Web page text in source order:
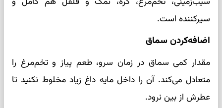
سیرکننده است.
اضافه‌کردن سماق
مقدار کمی سماق در زمان سرو، طعم پیاز و تخم‌مرغ را
متعادل می‌کند. آن را داخل مایه داغ زیاد مخلوط نکنید تا
عطرش از بین نرود.